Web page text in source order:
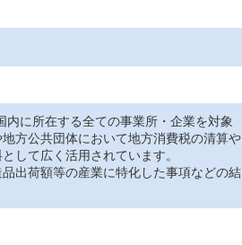
に所在する全ての事業所・企業を対象
方公共団体において地方消費税の清算や
して広く活用されています。
出荷額等の産業に特化した事項などの結